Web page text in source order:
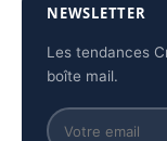
NEWSLETTER
Les tendances
boîte mail.